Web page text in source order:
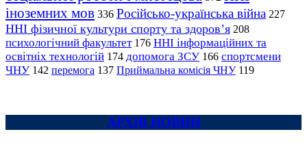
іноземних мов 336 Російсько-українська війна 227
ННІ фізичної культури спорту та здоров’я 208
психологічний факультет 176 ННІ інформаційних та
освітніх технологій 174 допомога ЗСУ 166 спортсмени
ЧНУ 142 перемога 137 Приймальна комісія ЧНУ 119
АРХІВ НОВИН